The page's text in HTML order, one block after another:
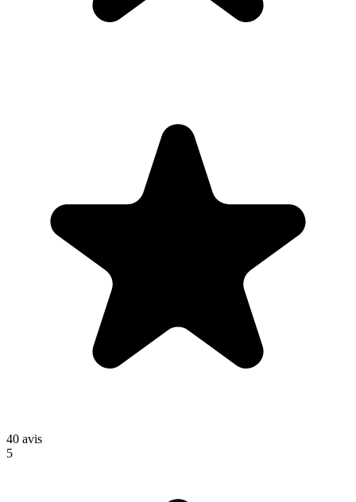
40 avis
5